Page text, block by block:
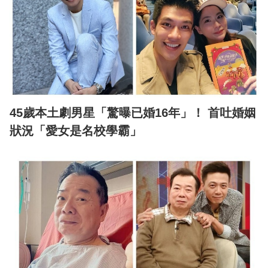
45歲本土劇男星「驚曝已婚16年」！ 首吐婚姻
狀況「愛女是名校學霸」